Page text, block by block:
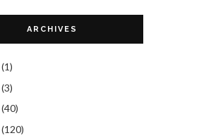
ARCHIVES
(1)
(3)
(40)
(120)